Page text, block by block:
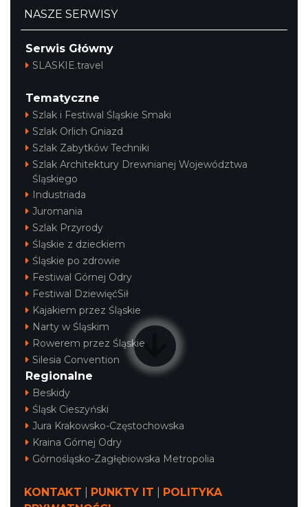
NASZE SERWISY
Serwis Główny
SLASKIE.travel
Tematyczne
Szlak i Festiwal Śląskie Smaki
Szlak Orlich Gniazd
Szlak Zabytków Techniki
Szlak Architektury Drewnianej Województwa
Śląskiego
Industriada
Juromania
Szlak Przyrody
Śląskie z dzieckiem
Śląskie po zdrowie
Festiwal Górnej Odry
Festiwal DziewięćSił
Kajakiem przez Śląskie
Narty w Śląskim
Rowerem przez Śląskie
Silesia Convention
Regionalne
Beskidy
Śląsk Cieszyński
Jura Krakowsko-Częstochowska
Kraina Górnej Odry
Górnośląsko-Zagłębiowska Metropolia
KONTAKT PUNKTY IT
POLITYKA